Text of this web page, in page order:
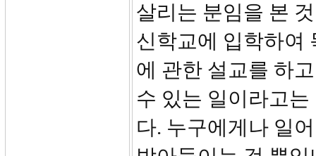
살리는 분임을 본
신학교에 입학하여
에 관한 설교를 하
수 있는 일이라고
다. 누구에게나 일